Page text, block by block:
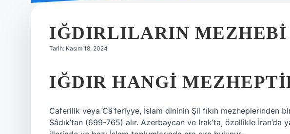
IĞDIRLILARIN MEZHEBI
Tarih: Kasım 18, 2024
IĞDIR HANGI
Caferilik veya Câʿferīyye, İslam dininin Şii fıkıh mezheplerinden
Sâdık’tan (699-765) alır. Azerbaycan ve Irak’ta, özellikle İran’da